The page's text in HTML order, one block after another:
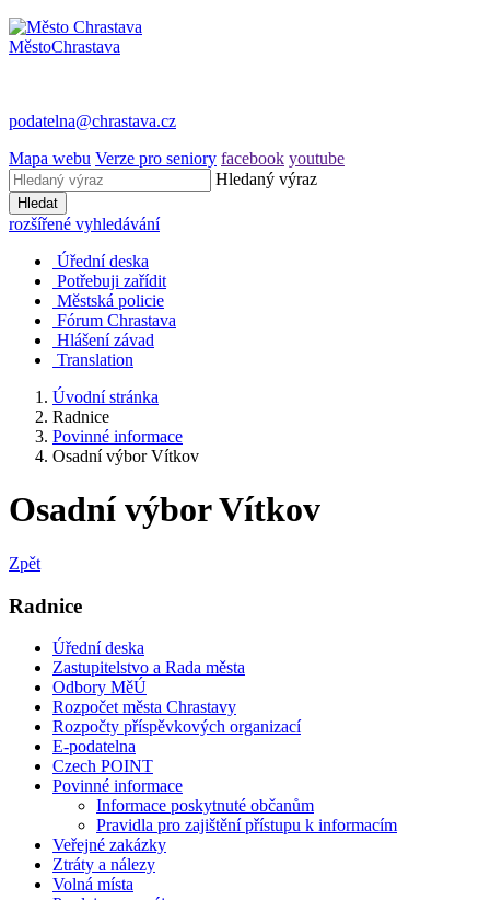
MěstoChrastava
podatelna@chrastava.cz
Mapa webu Verze pro seniory facebook youtube
Hledaný výraz
Hledat
rozšířené vyhledávání
Úřední deska
Potřebuji zařídit
Městská policie
Fórum Chrastava
Hlášení závad
Translation
Úvodní stránka
Radnice
Povinné informace
Osadní výbor Vítkov
Osadní výbor Vítkov
Zpět
Radnice
Úřední deska
Zastupitelstvo a Rada města
Odbory MěÚ
Rozpočet města Chrastavy
Rozpočty příspěvkových organizací
E-podatelna
Czech POINT
Povinné informace
Informace poskytnuté občanům
Pravidla pro zajištění přístupu k informacím
Veřejné zakázky
Ztráty a nálezy
Volná místa